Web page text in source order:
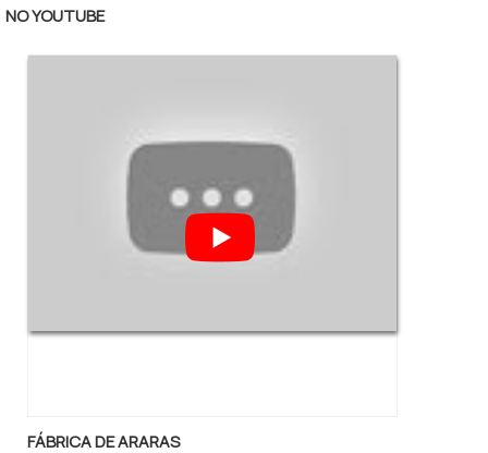
serviços, acha a Ella Móveis. Com grande
parede para loja, deve-se ter a exatidão em
orçar com empresas que prezam por
produtos e serviços que tenham ótima
qualidade e eficiência, detalhes que passam
despercebidos e podem gerar prejuízo
conhecimento e autoridade em uma área de
NO YOUTUBE
FÁBRICA DE ARARAS